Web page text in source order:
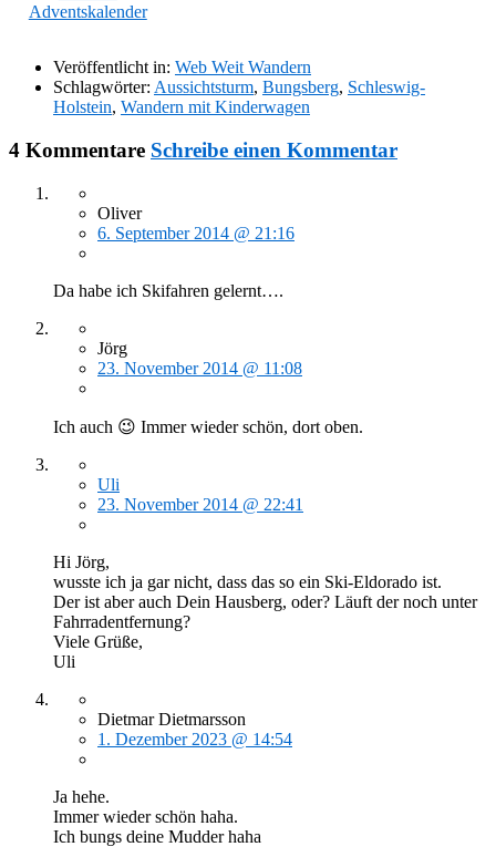
Adventskalender
Veröffentlicht in: Web Weit Wandern
Schlagwörter: Aussichtsturm, Bungsberg, Schleswig-
Holstein, Wandern mit Kinderwagen
4 Kommentare Schreibe einen Kommentar
Oliver
6. September 2014 @ 21:16
Da habe ich Skifahren gelernt….
Jörg
23. November 2014 @ 11:08
Ich auch 😉 Immer wieder schön, dort oben.
Uli
23. November 2014 @ 22:41
Hi Jörg,
wusste ich ja gar nicht, dass das so ein Ski-Eldorado ist.
Der ist aber auch Dein Hausberg, oder? Läuft der noch unter
Fahrradentfernung?
Viele Grüße,
Uli
Dietmar Dietmarsson
1. Dezember 2023 @ 14:54
Ja hehe.
Immer wieder schön haha.
Ich bungs deine Mudder haha